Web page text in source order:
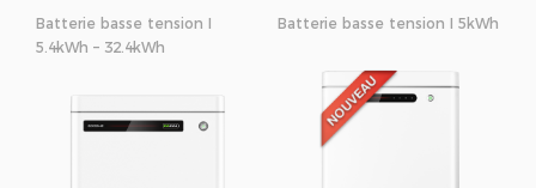
Batterie basse tension I
5.4kWh – 32.4kWh
Batterie basse tension I 5kWh